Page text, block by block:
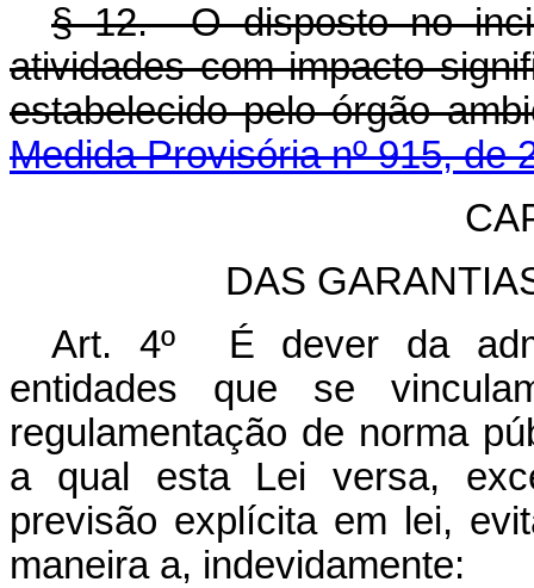
§ 12. O disposto no
atividades com impacto
estabelecido pelo órgão
Medida Provisória nº 915, de
DAS
Art. 4º É dever da
entidades que se
regulamentação de norma
a qual esta Lei versa,
previsão explícita em lei,
maneira a, indevidamente: